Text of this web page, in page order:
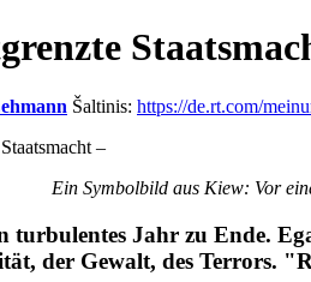
Šaltinis: https://de.rt.com/
Ein Symbolbild aus Kiew: Vor
turbulentes Jahr zu Ende.
der Gewalt, des Terrors.